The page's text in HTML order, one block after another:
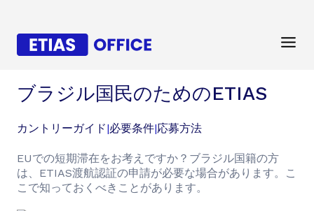
ブラジル国民のためのETIAS
カントリーガイド|必要条件|応募方法
EUでの短期滞在をお考えですか？ブラジル国籍の方
は、ETIAS渡航認証の申請が必要な場合があります。こ
こで知っておくべきことがあります。